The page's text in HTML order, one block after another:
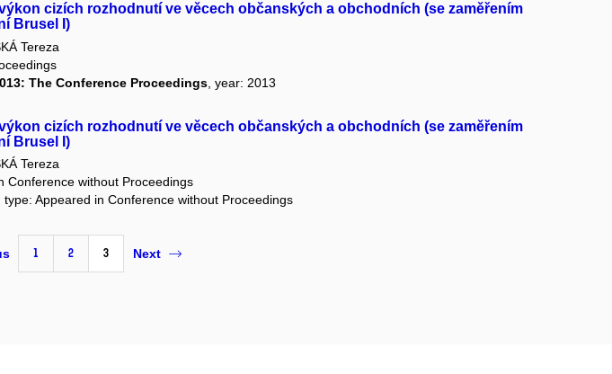
cizích rozhodnutí ve věcech občanských a obchodních (se zaměřením
Brusel I)
Tereza
The Conference Proceedings , year: 2013
cizích rozhodnutí ve věcech občanských a obchodních (se zaměřením
Brusel I)
Tereza
Conference without Proceedings
type: Appeared in Conference without Proceedings
1 2 3 Next